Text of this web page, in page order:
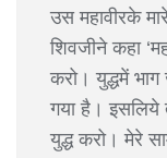
उस महावीरके
शिवजीने कहा
करो। युद्धमें भाग
गया है। इसलिये
युद्ध करो। मेरे